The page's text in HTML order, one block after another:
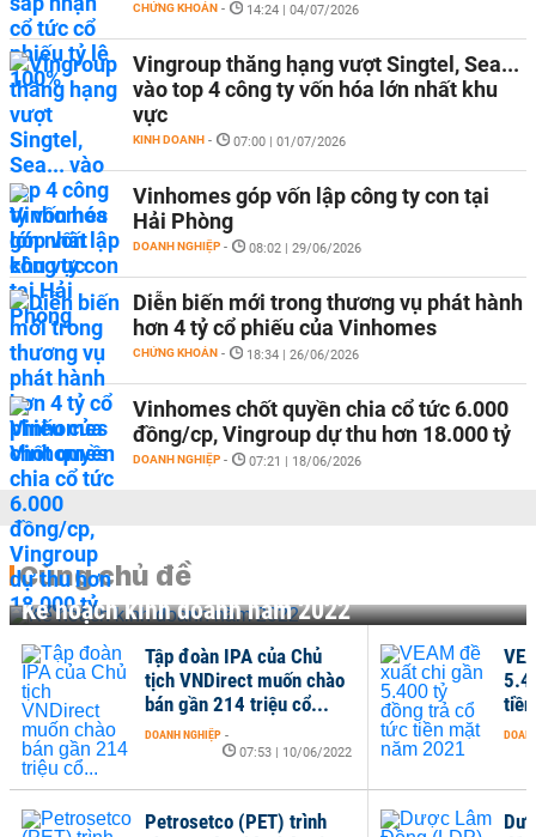
CHỨNG KHOÁN - 14:24 | 04/07/2026
Vingroup thăng hạng vượt Singtel, Sea...
vào top 4 công ty vốn hóa lớn nhất khu
vực
KINH DOANH - 07:00 | 01/07/2026
Vinhomes góp vốn lập công ty con tại
Hải Phòng
DOANH NGHIỆP - 08:02 | 29/06/2026
Diễn biến mới trong thương vụ phát hành
hơn 4 tỷ cổ phiếu của Vinhomes
CHỨNG KHOÁN - 18:34 | 26/06/2026
Vinhomes chốt quyền chia cổ tức 6.000
đồng/cp, Vingroup dự thu hơn 18.000 tỷ
DOANH NGHIỆP - 07:21 | 18/06/2026
Cùng chủ đề
Kế hoạch kinh doanh năm 2022
Tập đoàn IPA của Chủ
tịch VNDirect muốn chào
bán gần 214 triệu cổ...
DOANH NGHIỆP -
07:53 | 10/06/2022
Petrosetco (PET) trình